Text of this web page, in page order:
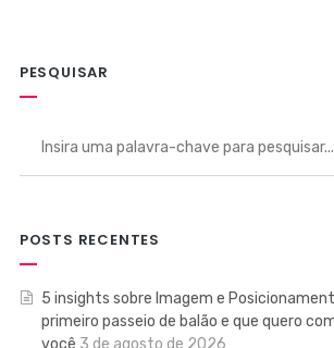
PESQUISAR
POSTS RECENTES
5 insights sobre Imagem e
primeiro passeio de balão e que quero
você 3 de agosto de 2026